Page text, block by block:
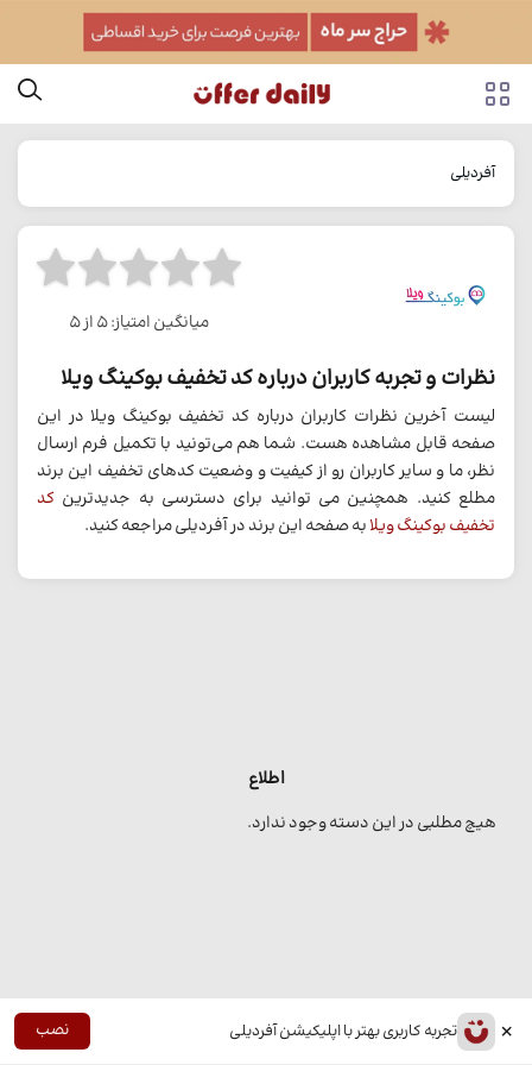
× تجربه کاربری بهتر با اپلیکیشن آفردیلی نصب
آفردیلی
میانگین امتیاز: 5 از 5
نظرات و تجربه کاربران درباره کد تخفیف بوکینگ ویلا
لیست آخرین نظرات کاربران درباره کد تخفیف بوکینگ ویلا در این
صفحه قابل مشاهده هست. شما هم می‌تونید با تکمیل فرم ارسال
نظر، ما و سایر کاربران رو از کیفیت و وضعیت کدهای تخفیف این برند
مطلع کنید. همچنین می توانید برای دسترسی به جدیدترین کد
تخفیف بوکینگ ویلابه صفحه این برند در آفردیلی مراجعه کنید.
اطلاع
هیچ مطلبی در این دسته وجود ندارد.